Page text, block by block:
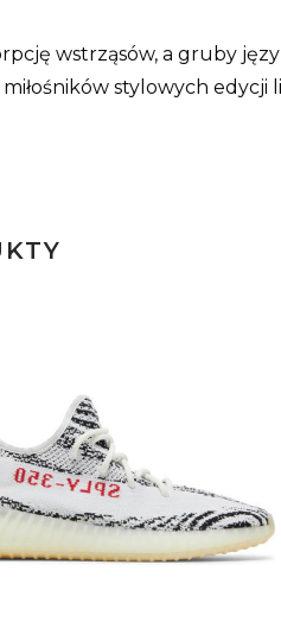
wstrząsów, a gruby
stylowych edycji